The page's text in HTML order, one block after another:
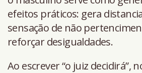
efeitos práticos: gera
sensação de não
reforçar desigualdades.
Ao escrever “o juiz decidirá”,